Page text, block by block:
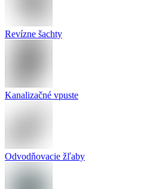
Revízne šachty
Kanalizačné vpuste
Odvodňovacie žľaby